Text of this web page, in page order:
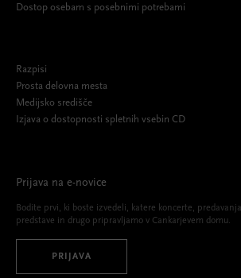
Dostop osebam s posebnimi potrebami
Razpisi
Prosta delovna mesta
Medijsko središče
Izjava o dostopnosti spletnih vsebin CD
Prijava na e-novice
Bodite prvi, ki boste izvedeli, katere koncerte,
predstave in drugo pripravljamo v Cankarjevem domu.
PRIJAVA